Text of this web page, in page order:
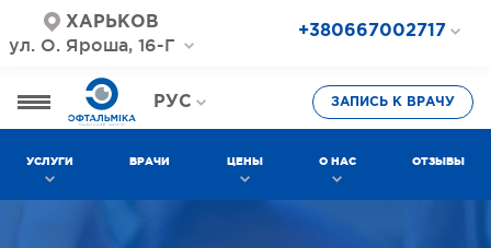
ХАРЬКОВ
ул. О. Яроша, 16-Г
+380667002717
+380577002717
РУС
УКР
ЗАПИСЬ К ВРАЧУ
УСЛУГИ ВРАЧИ ЦЕНЫ О НАС ОТЗЫВЫ